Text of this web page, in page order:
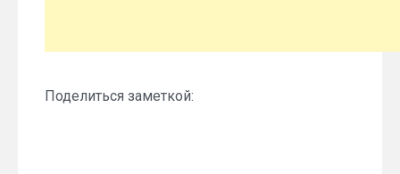
Поделиться заметкой: